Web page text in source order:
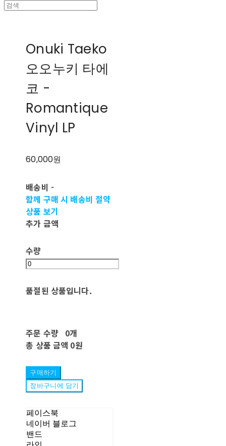
Onuki Taeko
오오누키 타에
코 -
Romantique
Vinyl LP
60,000원
배송비 -
함께 구매 시 배송비 절약
상품 보기
추가 금액
수량
품절된 상품입니다.
주문 수량 0개
총 상품 금액 0원
구매하기
장바구니에 담기
페이스북
네이버 블로그
밴드